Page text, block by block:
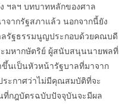
ฯลฯ บทบาทหลักของศาล
ากรัฐสภาแล้ว นอกจากนี้ยัง
ลรัฐธรรมนูญประกอบด้วยคณบดี
มหากษัตริย์ ผู้สนับสนุนนายพลที่
นเป็นหัวหน้ารัฐบาลที่มาจาก
ระกาศว่าไม่มีคุณสมบัติที่จะ
ที่กฎบัตรฉบับปัจจุบันจะมีผล